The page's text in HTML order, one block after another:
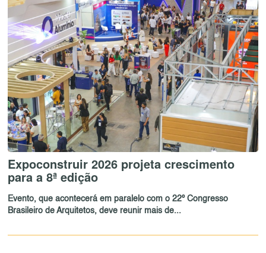
Expoconstruir 2026 projeta crescimento
para a 8ª edição
Evento, que acontecerá em paralelo com o 22º Congresso
Brasileiro de Arquitetos, deve reunir mais de...